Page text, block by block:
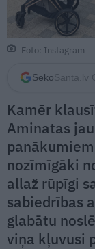
Foto: Instagram
Seko Santa.lv
Kamēr
Aminatas
nozīmīgāki
allaž rūpīgi
sabiedrības
glabātu
viņa kļuvusi